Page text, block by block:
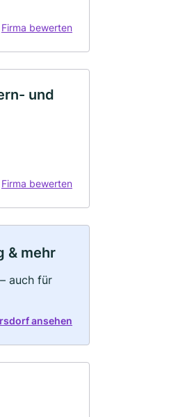
Firma bewerten
und
Firma bewerten
& mehr
auch für
ansehen